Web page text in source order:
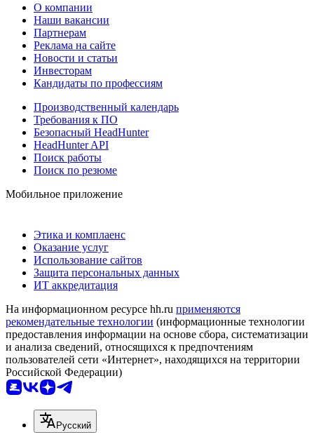
О компании
Наши вакансии
Партнерам
Реклама на сайте
Новости и статьи
Инвесторам
Кандидаты по профессиям
Производственный календарь
Требования к ПО
Безопасный HeadHunter
HeadHunter API
Поиск работы
Поиск по резюме
Мобильное приложение
Этика и комплаенс
Оказание услуг
Использование сайтов
Защита персональных данных
ИТ аккредитация
На информационном ресурсе hh.ru применяются
рекомендательные технологии (информационные технологии
предоставления информации на основе сбора, систематизации
и анализа сведений, относящихся к предпочтениям
пользователей сети «Интернет», находящихся на территории
Российской Федерации)
Русский